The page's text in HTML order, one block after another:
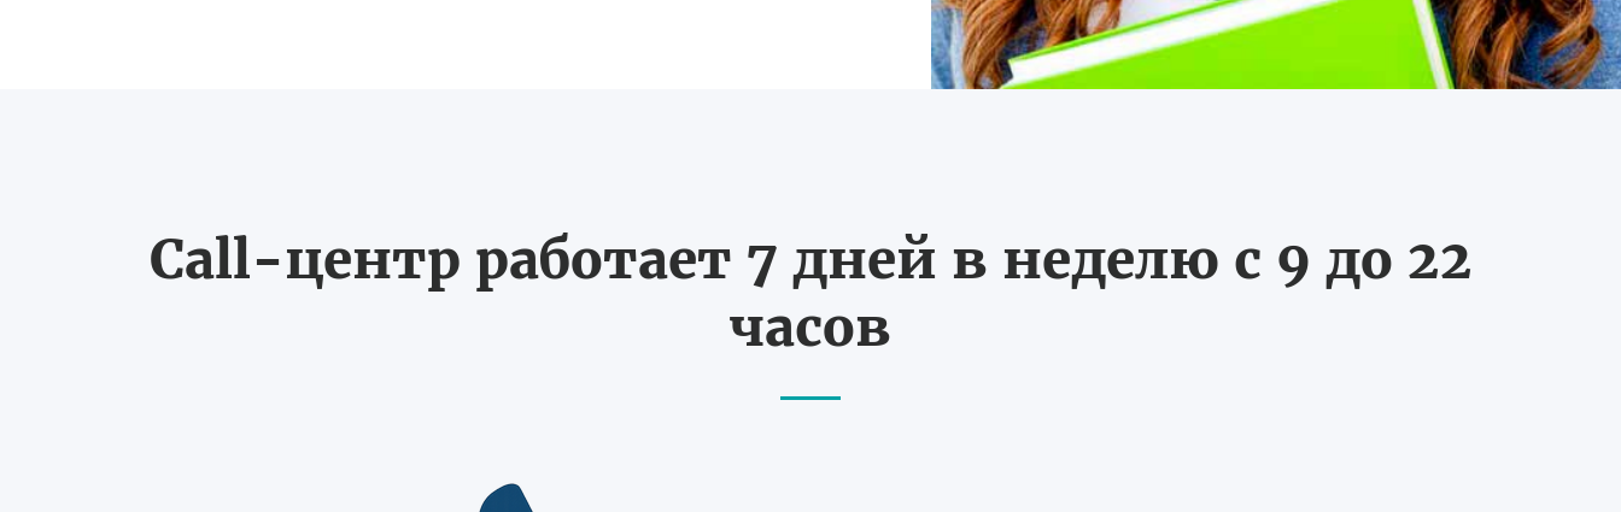
Call-центр работает 7 дней в неделю с 9 до 22
часов